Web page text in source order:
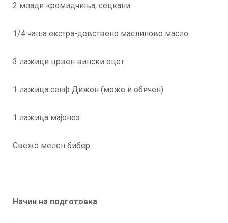
2 млади кромидчиња, сецкани
1/4 чаша екстра-девствено маслиново масло
3 лажици црвен вински оцет
1 лажица сенф Дижон (може и обичен)
1 лажица мајонез
Свежо мелен бибер
Начин на подготовка